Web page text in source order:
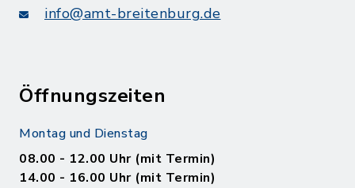
info@amt-breitenburg.de
Öffnungszeiten
Montag und Dienstag
08.00 - 12.00 Uhr (mit Termin)
14.00 - 16.00 Uhr (mit Termin)